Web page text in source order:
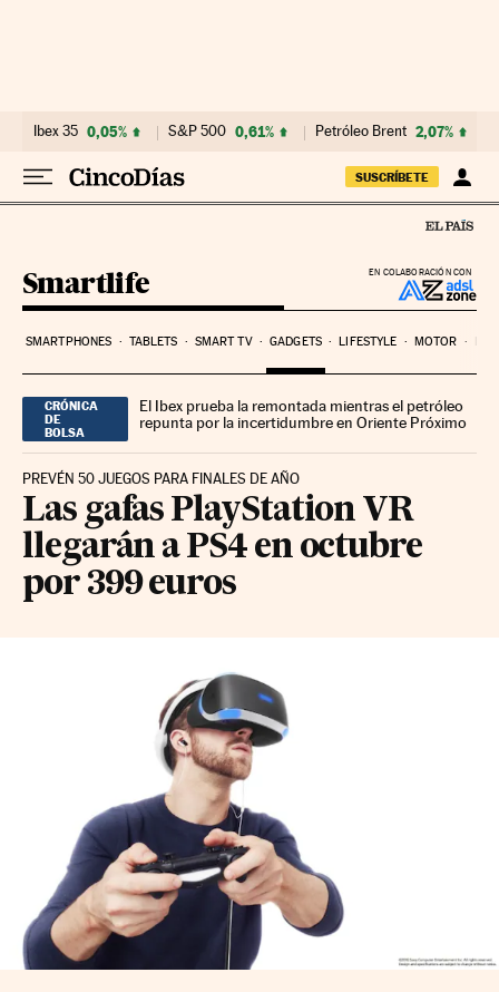
Ibex 35 0,05% S&P 500 0,61% Petróleo Brent 2,07%
SUSCRÍBETE
EN COLABORACIÓN CON
Smartlife
SMARTPHONES TABLETS SMART TV GADGETS LIFESTYLE MOTOR
CRÓNICA
DE
BOLSA
El Ibex prueba la remontada mientras el petróleo
repunta por la incertidumbre en Oriente Próximo
PREVÉN 50 JUEGOS PARA FINALES DE AÑO
Las gafas PlayStation VR
llegarán a PS4 en octubre
por 399 euros